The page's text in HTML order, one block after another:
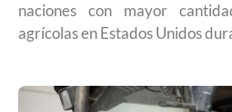
naciones con mayor
agrícolas en Estados Unidos